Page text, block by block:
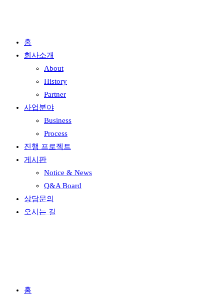
홈
회사소개
About
History
Partner
사업분야
Business
Process
진행 프로젝트
게시판
Notice & News
Q&A Board
상담문의
오시는 길
홈